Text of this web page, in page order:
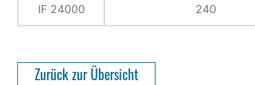
IF 24000 240
Zurück zur Übersicht